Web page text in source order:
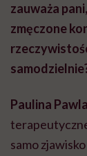
zauważa pani,
zmęczone
Paulina
samo